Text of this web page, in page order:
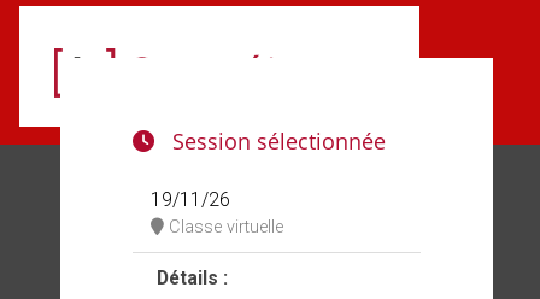
Session sélectionnée
19/11/26
Classe virtuelle
Détails :